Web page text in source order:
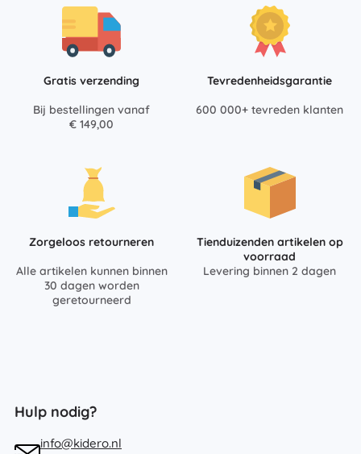
Gratis verzending
Bij bestellingen vanaf
€ 149,00
Tevredenheidsgarantie
600 000+ tevreden klanten
Zorgeloos retourneren
Alle artikelen kunnen binnen
30 dagen worden
geretourneerd
Tienduizenden artikelen op
voorraad
Levering binnen 2 dagen
Hulp nodig?
info@kidero.nl